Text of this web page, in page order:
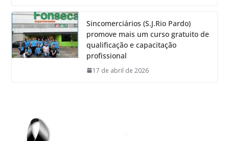
Sincomerciários (S.J.Rio Pardo)
promove mais um curso gratuito de
qualificação e capacitação
profissional
17 de abril de 2026